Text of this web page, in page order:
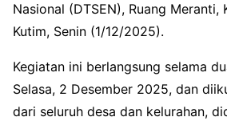
Nasional (DTSEN), Ruang Meranti,
Kutim, Senin (1/12/2025).
Kegiatan ini berlangsung selama
Selasa, 2 Desember 2025, dan
dari seluruh desa dan kelurahan,